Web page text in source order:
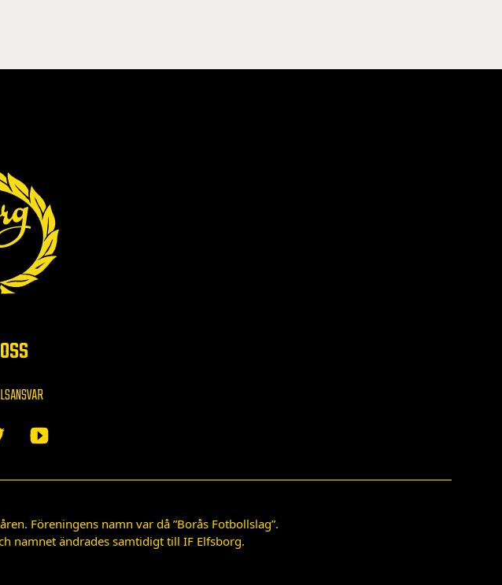
Föreningens namn var då ”Borås Fotbollslag”.
namnet ändrades samtidigt till IF Elfsborg.